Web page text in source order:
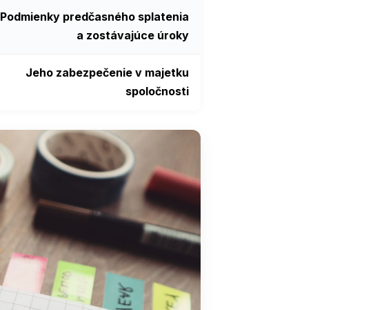
Podmienky predčasného splatenia
a zostávajúce úroky
Jeho zabezpečenie v majetku
spoločnosti